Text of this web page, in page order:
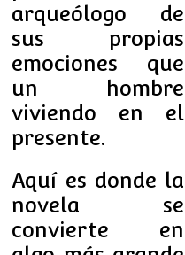
arqueólogo de
sus propias
emociones que
un hombre
viviendo en el
presente.
Aquí es donde la
novela se
convierte en